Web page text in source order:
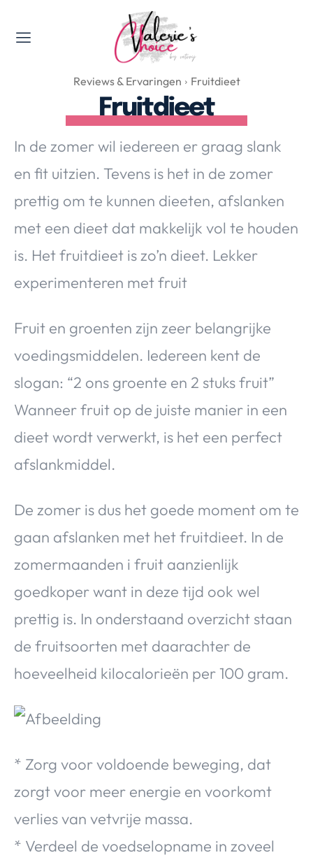
Valerie's Topics
Travel & Culture
Food & Drinks
Lifestyle, Sport & Duurzaamheid
Gadgets & Tech
Top 5 van Valerie
Health & Beauty
Nieuws & Media
Over Valerie
Over Valerie
Contact
VALERIE'S CHOICE
Health & Beauty
Reviews & Ervaringen Fruitdieet
Fruitdieet
In de zomer wil iedereen er graag slank
en fit uitzien. Tevens is het in de zomer
prettig om te kunnen dieeten, afslanken
met een dieet dat makkelijk vol te houden
is. Het fruitdieet is zo’n dieet. Lekker
experimenteren met fruit
Fruit en groenten zijn zeer belangrijke
voedingsmiddelen. Iedereen kent de
slogan: “2 ons groente en 2 stuks fruit”
Wanneer fruit op de juiste manier in een
dieet wordt verwerkt, is het een perfect
afslankmiddel.
De zomer is dus het goede moment om te
gaan afslanken met het fruitdieet. In de
zomermaanden i fruit aanzienlijk
goedkoper want in deze tijd ook wel
prettig is. In onderstaand overzicht staan
de fruitsoorten met daarachter de
hoeveelheid kilocalorieën per 100 gram.
* Zorg voor voldoende beweging, dat
zorgt voor meer energie en voorkomt
verlies van vetvrije massa.
* Verdeel de voedselopname in zoveel